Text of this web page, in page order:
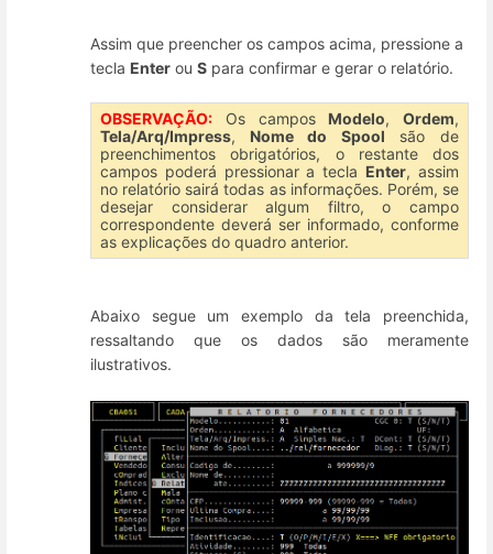
Assim que preencher os campos acima, pressione a
tecla Enter ou S para confirmar e gerar o relatório.
OBSERVAÇÃO: Os campos Modelo, Ordem,
Tela/Arq/Impress, Nome do Spool são de
preenchimentos obrigatórios, o restante dos
campos poderá pressionar a tecla Enter, assim
no relatório sairá todas as informações. Porém, se
desejar considerar algum filtro, o campo
correspondente deverá ser informado, conforme
as explicações do quadro anterior.
Abaixo segue um exemplo da tela preenchida,
ressaltando que os dados são meramente
ilustrativos.